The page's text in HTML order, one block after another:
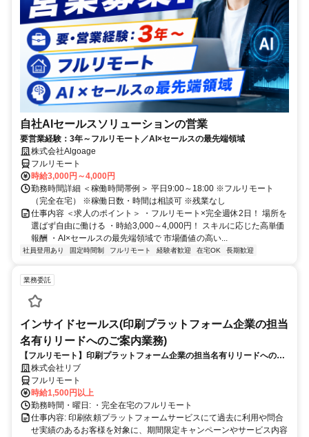
自社AIセールスソリューションの営業
要営業経験：3年～フルリモート／AI×セールスの最先端領域
株式会社Algoage
フルリモート
時給3,000円～4,000円
勤務時間詳細 ＜稼働時間帯例＞ 平日9:00～18:00 ※フルリモート
（完全在宅） ※稼働日数・時間は相談可 ※残業なし
仕事内容 ＜求人のポイント＞ ・フルリモート×完全週休2日！ 場所を
選ばず自由に働ける ・時給3,000～4,000円！ スキルに応じた高単価
報酬 ・AI×セールスの最先端領域で 市場価値の高い...
社員登用あり 固定時間制 フルリモート 経験者歓迎 在宅OK 長期歓迎
業務委託
インサイドセールス(印刷プラットフォーム企業の担当
名有りリードへのご案内業務)
【フルリモート】印刷プラットフォーム企業の担当名有りリードへのご
案内業務（インサイドセールス）
株式会社リブ
フルリモート
時給1,500円以上
勤務時間・曜日: ・完全在宅のフルリモート
仕事内容: 印刷依頼プラットフォームサービスにて過去に利用や問合
せ実績のあるお客様を対象に、期間限定キャンペーンやサービス内容